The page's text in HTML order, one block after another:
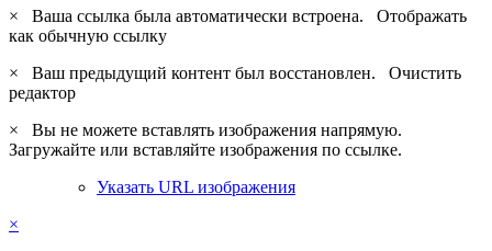
×
Ваша ссылка была автоматически встроена. Отображать
как обычную ссылку
×
Ваш предыдущий контент был восстановлен. Очистить
редактор
×
Вы не можете вставлять изображения напрямую.
Загружайте или вставляйте изображения по ссылке.
Указать URL изображения
×